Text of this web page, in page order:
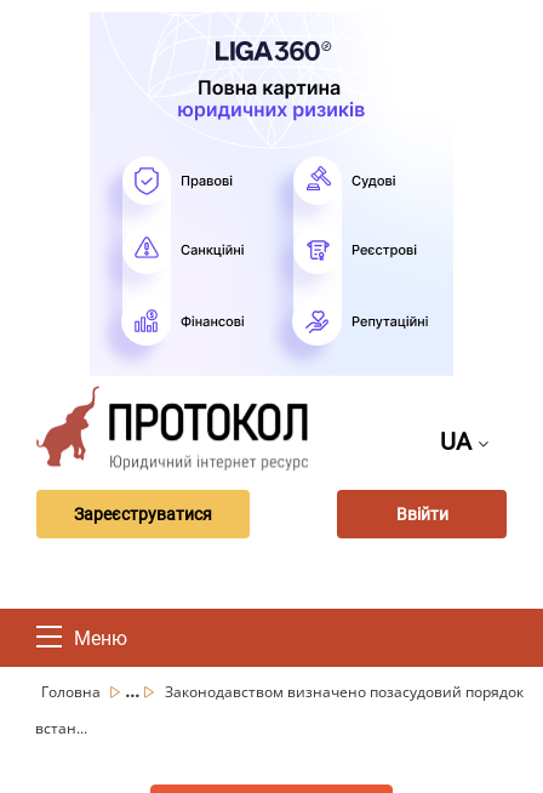
UA
Зареєструватися Ввійти
Меню
Головна ...
Законодавством визначено позасудовий порядок
встан...